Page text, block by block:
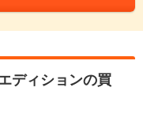
ディションの買